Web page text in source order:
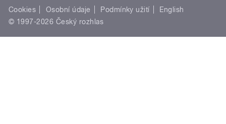
Cookies Osobní údaje Podmínky užití
English
© 1997-2026 Český rozhlas